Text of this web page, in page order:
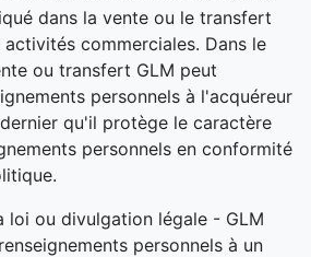
dans la vente ou le transfert
commerciales. Dans le
ou transfert GLM peut
personnels à l'acquéreur
qu'il protège le caractère
personnels en conformité
loi ou divulgation légale - GLM
personnels à un